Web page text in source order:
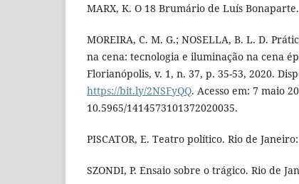
MARX, K. O 18 Brumário de Luís
MOREIRA, C. M. G.; NOSELLA, B. L. D.
na cena: tecnologia e iluminação na cena
Florianópolis, v. 1, n. 37, p. 35-53, 2020.
https://bit.ly/2NSFyQQ. Acesso em: 7 maio
10.5965/1414573101372020035.
PISCATOR, E. Teatro político. Rio de
SZONDI, P. Ensaio sobre o trágico. Rio de